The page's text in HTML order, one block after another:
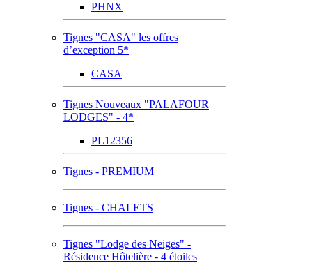
PHNX
Tignes "CASA" les offres
d’exception 5*
CASA
Tignes Nouveaux "PALAFOUR
LODGES" - 4*
PL12356
Tignes - PREMIUM
Tignes - CHALETS
Tignes "Lodge des Neiges" -
Résidence Hôtelière - 4 étoiles